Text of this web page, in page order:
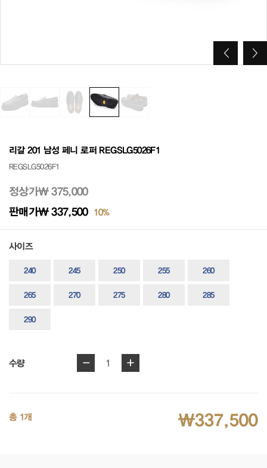
리갈 201 남성 페니 로퍼 REGSLG5026F1
REGSLG5026F1
정상가₩ 375,000
판매가₩ 337,500 10%
사이즈
240 245 250 255 260
265 270 275 280 285
290
수량 - 1 +
총 1개 ₩337,500